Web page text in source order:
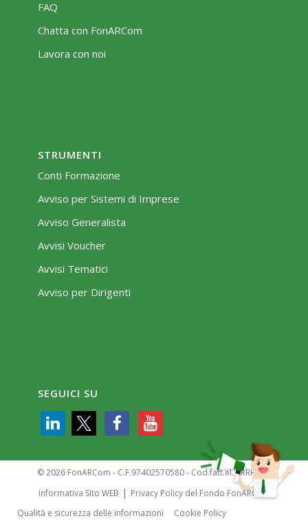
FAQ
Chatta con FonARCom
Lavora con noi
STRUMENTI
Conti Formazione
Avviso per Sistemi di Imprese
Avviso Generalista
Avvisi Voucher
Avvisi Tematici
Avviso per Dirigenti
SEGUICI SU
© 2026 FonARCom - C.F.97402570580 - Cod.fatt.el. KRRH6B9
Informativa Sito WEB | Privacy Policy del Fondo FonARCom
Qualità e sicurezza delle informazioni
Cookie Policy